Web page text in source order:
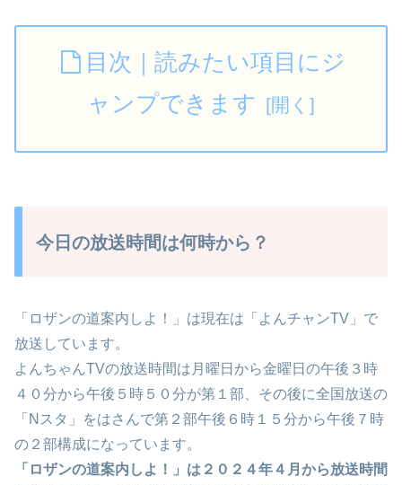
目次｜読みたい項目にジ
ャンプできます
今日の放送時間は何時から？
「ロザンの道案内しよ！」は現在は「よんチャンTV」で
放送しています。
よんちゃんTVの放送時間は月曜日から金曜日の午後３時
４０分から午後５時５０分が第１部、その後に全国放送の
「Nスタ」をはさんで第２部午後６時１５分から午後７時
の２部構成になっています。
「ロザンの道案内しよ！」は２０２４年４月から放送時間